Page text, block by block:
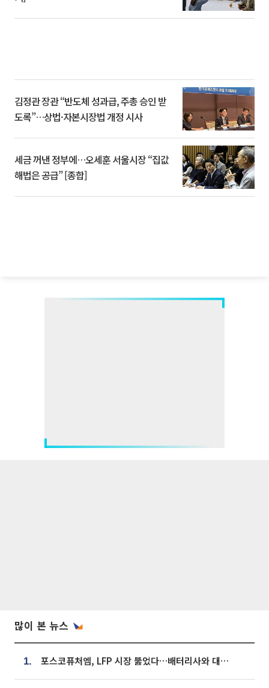
김정관 장관 “반도체 성과급, 주총 승인 받
도록”…상법·자본시장법 개정 시사
세금 꺼낸 정부에…오세훈 서울시장 “집값
해법은 공급” [종합]
많이 본 뉴스
1. 포스코퓨처엠, LFP 시장 뚫었다…배터리사와 대규모 장기 공급 합의